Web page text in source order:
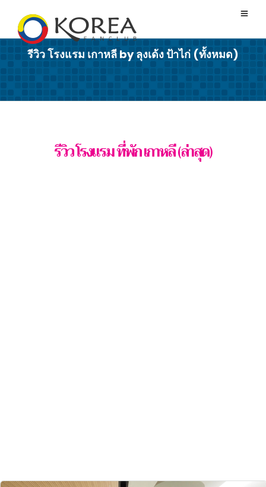
รีวิว โรงแรม เกาหลี by ลุงเด้ง ป้าไก่ (ทั้งหมด)
รีวิว โรงแรม ที่พัก เกาหลี (ล่าสุด)